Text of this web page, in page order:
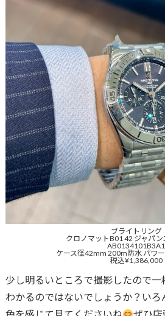
ブライトリング
クロノマットB01 42 ジャパ
AB0134101B3A1
ケース径42mm 200m防水 パワ
税込¥1,386,000
少し明るいところで撮影したので
わかるのではないでしょうか？い